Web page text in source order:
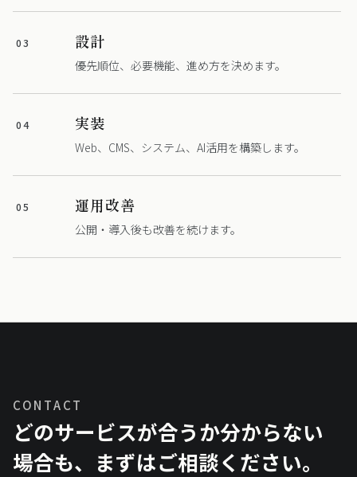
03 設計
優先順位、必要機能、進め方を決めます。
04 実装
Web、CMS、システム、AI活用を構築します。
05 運用改善
公開・導入後も改善を続けます。
CONTACT
どのサービスが合うか分からない
場合も、まずはご相談ください。